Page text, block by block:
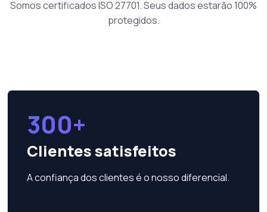
Somos certificados ISO 27701. Seus dados estarão 100%
protegidos.
300+
Clientes satisfeitos
A confiança dos clientes é o nosso diferencial.